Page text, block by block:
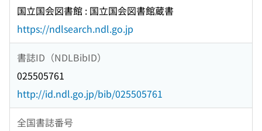
国立国会図書館 : 国立国会図書館蔵書
https://ndlsearch.ndl.go.jp
書誌ID（NDLBibID）
025505761
http://id.ndl.go.jp/bib/025505761
全国書誌番号